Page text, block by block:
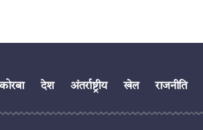
कोरबा देश अंतर्राष्ट्रीय खेल राजनीति